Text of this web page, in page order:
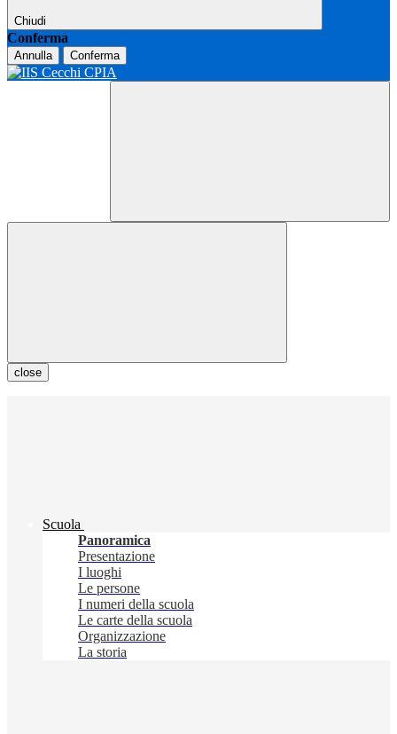
Chiudi
Conferma
Annulla Conferma
close
Scuola
Panoramica
Presentazione
I luoghi
Le persone
I numeri della scuola
Le carte della scuola
Organizzazione
La storia